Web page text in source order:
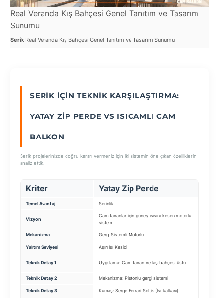
Real Veranda Kış Bahçesi Genel Tanıtım ve Tasarım
Sunumu
Serik Real Veranda Kış Bahçesi Genel Tanıtım ve Tasarım Sunumu
SERIK İÇIN TEKNIK KARŞILAŞTIRMA:
YATAY ZIP PERDE VS ISICAMLI CAM
BALKON
Serik projelerinizde doğru kararı vermeniz için iki sistemin öne çıkan özelliklerini
analiz ettik.
Kriter Yatay Zip Perde
Temel Avantaj Serinlik
Vizyon
Cam tavanlar için güneş ısısını kesen motorlu
sistem.
Mekanizma Gergi Sistemli Motorlu
Yalıtım Seviyesi Aşırı Isı Kesici
Teknik Detay 1 Uygulama: Cam tavan ve kış bahçesi üstü
Teknik Detay 2 Mekanizma: Pistonlu gergi sistemi
Teknik Detay 3 Kumaş: Serge Ferrari Soltis (Isı kalkanı)
Van
Yalova